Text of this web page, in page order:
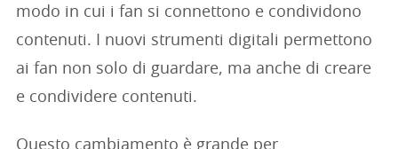
modo in cui i fan si connettono e condividono
contenuti. I nuovi strumenti digitali permettono
ai fan non solo di guardare, ma anche di creare
e condividere contenuti.
Questo cambiamento è grande per